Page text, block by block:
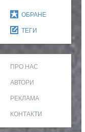
ОБРАНЕ
ТЕГИ
ПРО НАС
АВТОРИ
РЕКЛАМА
КОНТАКТИ